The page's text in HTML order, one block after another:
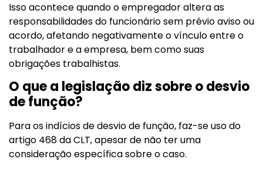
Isso acontece quando o empregador altera as
responsabilidades do funcionário sem prévio aviso ou
acordo, afetando negativamente o vínculo entre o
trabalhador e a empresa, bem como suas
obrigações trabalhistas.
O que a legislação diz sobre o desvio
de função?
Para os indícios de desvio de função, faz-se uso do
artigo 468 da CLT, apesar de não ter uma
consideração específica sobre o caso.